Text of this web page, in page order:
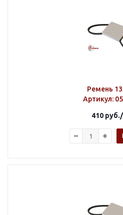
Ремень
Артикул:
410руб.